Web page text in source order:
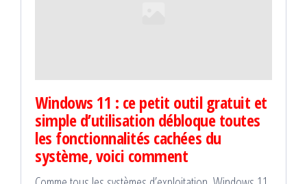
Windows 11 : ce petit outil gratuit et
simple d’utilisation débloque toutes
les fonctionnalités cachées du
système, voici comment